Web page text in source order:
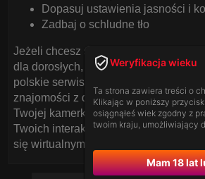
Dopasuj ustawienia jasności i
Zadbaj o schludne tło
Jeżeli chcesz spróbować swoich sił na
dla dorosłych, nie zapomnij również
polskie serwisy, gdzie możesz
znajomości z dorosłymi modelkami.
Twojej kamerki może znacznie
Twoich interakcji. Hodowaj
się wirtualnymi spotkaniami na
Weryfikacja wieku
Ta strona zawiera treści o
Klikając w poniższy
osiągnąłeś wiek zgodny z
twoim kraju, umożliwiający
Mam 18 lat